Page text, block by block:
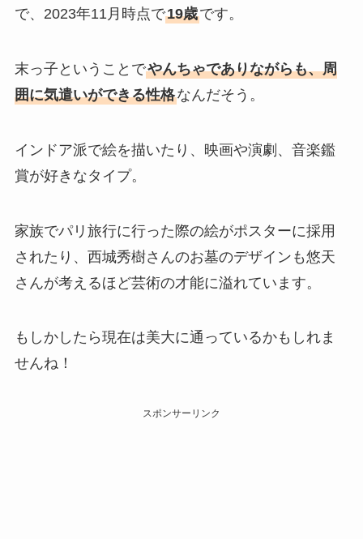
で、2023年11月時点で19歳です。
末っ子ということでやんちゃでありながらも、周
囲に気遣いができる性格なんだそう。
インドア派で絵を描いたり、映画や演劇、音楽鑑
賞が好きなタイプ。
家族でパリ旅行に行った際の絵がポスターに採用
されたり、西城秀樹さんのお墓のデザインも悠天
さんが考えるほど芸術の才能に溢れています。
もしかしたら現在は美大に通っているかもしれま
せんね！
スポンサーリンク